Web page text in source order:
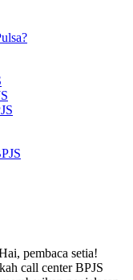
pembaca setia!
call center BPJS